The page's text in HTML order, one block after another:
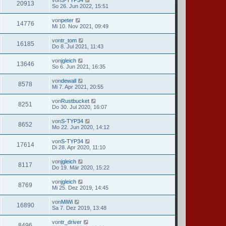
20913
So 26. Jun 2022, 15:51
14776 vonpeter
Mi 10. Nov 2021, 09:49
16185 vontr_tom
Do 8. Jul 2021, 11:43
13646 vonjgleich
So 6. Jun 2021, 16:35
8578 vondewall
Mi 7. Apr 2021, 20:55
8251 vonRustbucket
Do 30. Jul 2020, 16:07
8652 vonS-TYP34
Mo 22. Jun 2020, 14:12
17614 vonS-TYP34
Di 28. Apr 2020, 11:10
8117 vonjgleich
Do 19. Mär 2020, 15:22
8769 vonjgleich
Mi 25. Dez 2019, 14:45
16890 vonMiWi
Sa 7. Dez 2019, 13:48
vontr_driver